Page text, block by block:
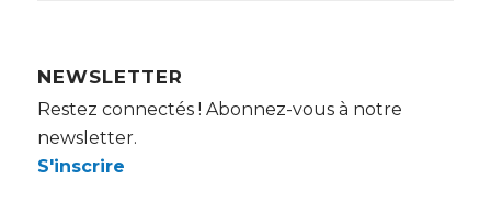
NEWSLETTER
Restez connectés ! Abonnez-vous à notre
newsletter.
S'inscrire